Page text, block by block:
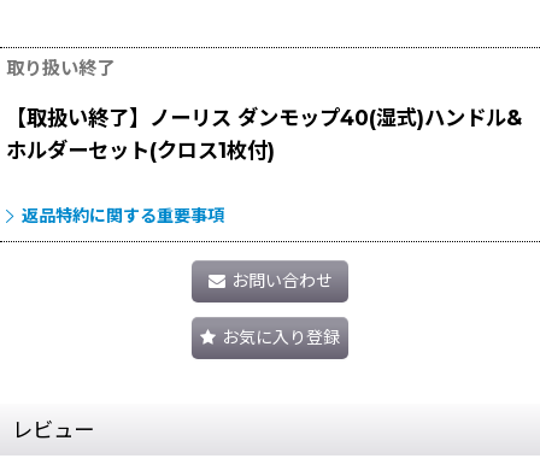
取り扱い終了
【取扱い終了】ノーリス ダンモップ40(湿式)ハンドル&
ホルダーセット(クロス1枚付)
返品特約に関する重要事項
お問い合わせ
お気に入り登録
レビュー